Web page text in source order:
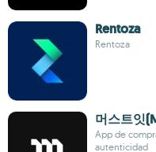
Rentoza
Rentoza
머스트잇
App de
autenticidad